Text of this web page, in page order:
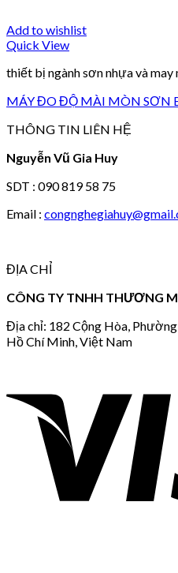
Add to wishlist
Quick View
thiết bị ngành sơn nhựa và may
MÁY ĐO ĐỘ MÀI MÒN SƠN
THÔNG TIN LIÊN HỆ
Nguyễn Vũ Gia Huy
SDT : 090 819 58 75
Email :
ĐỊA CHỈ
CÔNG TY TNHH THƯƠNG
Địa chỉ: 182 Cộng Hòa,
Hồ Chí Minh, Việt Nam